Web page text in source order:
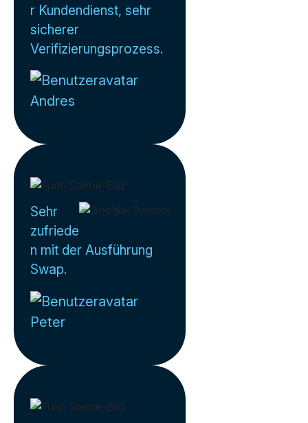
r Kundendienst, sehr
sicherer
Verifizierungsprozess.
Andres
Sehr
zufriede
n mit der Ausführung
Swap.
Peter